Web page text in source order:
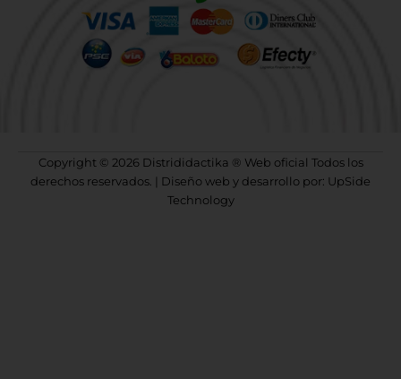
Copyright © 2026 Distrididactika ® Web oficial Todos los
derechos reservados. | Diseño web y desarrollo por: UpSide
Technology